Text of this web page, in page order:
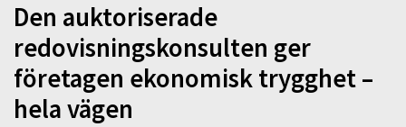
Den auktoriserade
redovisningskonsulten ger
företagen ekonomisk trygghet –
hela vägen